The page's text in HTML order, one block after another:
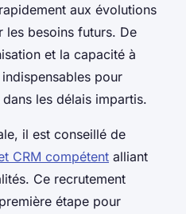
aux évolutions
les besoins futurs. De
et la capacité à
pour
les délais impartis.
il est conseillé de
CRM compétent alliant
Ce recrutement
étape pour